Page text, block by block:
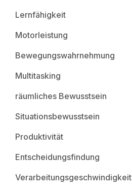
Lernfähigkeit
Motorleistung
Bewegungswahrnehmung
Multitasking
räumliches Bewusstsein
Situationsbewusstsein
Produktivität
Entscheidungsfindung
Verarbeitungsgeschwindigkeit